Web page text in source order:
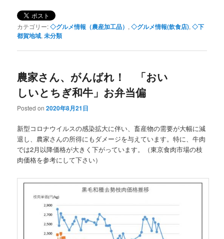
カテゴリー:◇グルメ情報（農産加工品） ,◇グルメ情報(飲食店),◇下
都賀地域,未分類
農家さん、がんばれ！ 「おい
しいとちぎ和牛」お弁当偏
Posted on2020年8月21日
新型コロナウイルスの感染拡大に伴い、畜産物の需要が大幅に減
退し、農家さんの所得にもダメージを与えています。特に、牛肉
では2月以降価格が大きく下がっています。（東京食肉市場の枝
肉価格を参考にして下さい）